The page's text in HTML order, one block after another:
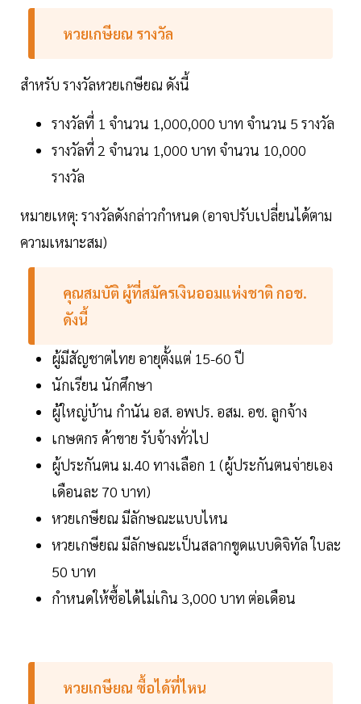
หวยเกษียณ รางวัล
สำหรับ รางวัลหวยเกษียณ ดังนี้
รางวัลที่ 1 จำนวน 1,000,000 บาท จำนวน 5 รางวัล
รางวัลที่ 2 จำนวน 1,000 บาท จำนวน 10,000
รางวัล
หมายเหตุ: รางวัลดังกล่าวกำหนด (อาจปรับเปลี่ยนได้ตาม
ความเหมาะสม)
คุณสมบัติ ผู้ที่สมัครเงินออมแห่งชาติ กอช.
ดังนี้
ผู้มีสัญชาตไทย อายุตั้งแต่ 15-60 ปี
นักเรียน นักศึกษา
ผู้ใหญ่บ้าน กำนัน อส. อพปร. อสม. อช. ลูกจ้าง
เกษตกร ค้าขาย รับจ้างทั่วไป
ผู้ประกันตน ม.40 ทางเลือก 1 (ผู้ประกันตนจ่ายเอง
เดือนละ 70 บาท)
หวยเกษียณ มีลักษณะแบบไหน
หวยเกษียณ มีลักษณะเป็นสลากขูดแบบดิจิทัล ใบละ
50 บาท
กำหนดให้ซื้อได้ไม่เกิน 3,000 บาท ต่อเดือน
หวยเกษียณ ซื้อได้ที่ไหน